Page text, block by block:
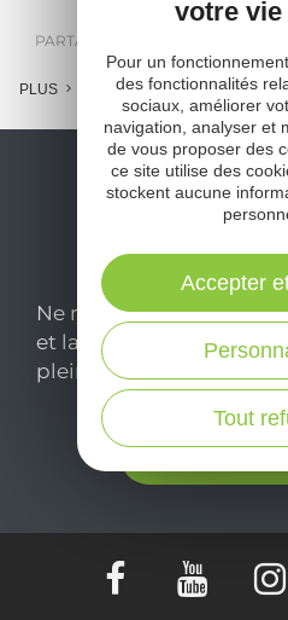
PARTAGER :
PLUS
Ne manquez pas notre
et laissez-vous inspirer
pleinement de votre
Je
votre
Pour un
des fonctionnalités
sociaux, améliorer
navigation, analyser et
de vous proposer des
ce site utilise des
stockent aucune
Tout
Accepter